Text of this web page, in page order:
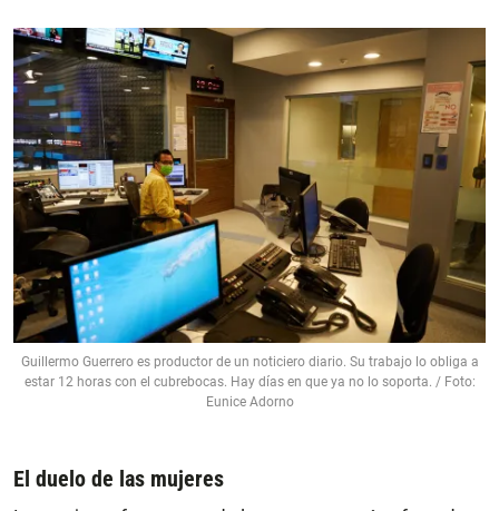
Guillermo Guerrero es productor de un noticiero diario. Su trabajo lo obliga a
estar 12 horas con el cubrebocas. Hay días en que ya no lo soporta. / Foto:
Eunice Adorno
El duelo de las mujeres